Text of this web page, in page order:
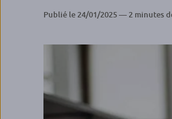
Publié le 24/01/2025 — 2 minutes